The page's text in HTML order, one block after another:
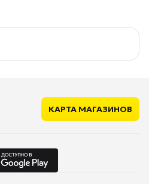
КАРТА МАГАЗИНОВ